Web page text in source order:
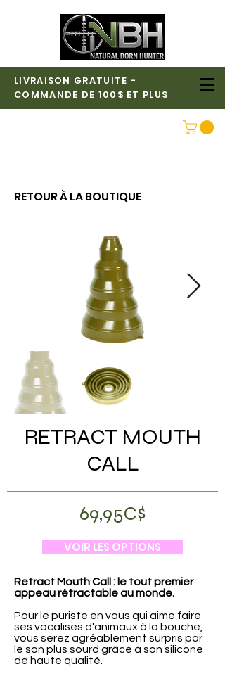
LIVRAISON GRATUITE -
COMMANDE DE 100$ ET PLUS
RETOUR À LA BOUTIQUE
RETRACT MOUTH
CALL
69,95C$
VOIR LES OPTIONS
Retract Mouth Call : le tout premier
appeau rétractable au monde.
Pour le puriste en vous qui aime faire
ses vocalises d'animaux à la bouche,
vous serez agréablement surpris par
le son plus sourd grâce à son silicone
de haute qualité.